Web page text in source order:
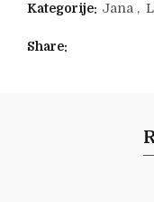
Kategorije: Jana ,
Share